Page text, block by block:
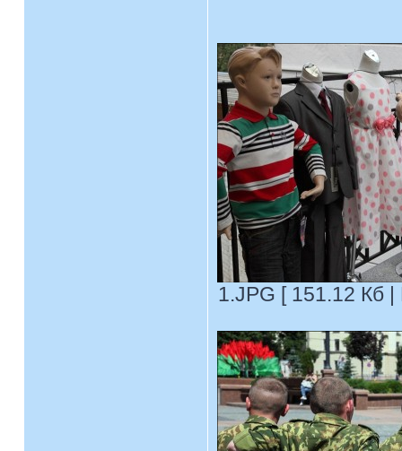
1.JPG [ 151.12 Кб